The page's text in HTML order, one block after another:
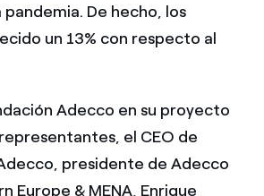
De hecho, los
un 13% con respecto al
Adecco en su proyecto
el CEO de
presidente de Adecco
Europe & MENA, Enrique